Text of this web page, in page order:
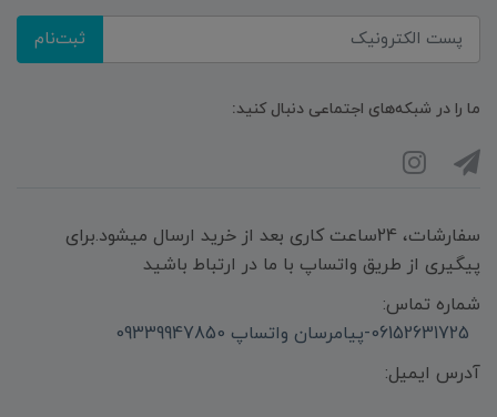
ثبت‌نام
ما را در شبکه‌های اجتماعی دنبال کنید:
سفارشات، 24ساعت کاری بعد از خرید ارسال میشود.برای
پیگیری از طریق واتساپ با ما در ارتباط باشید
شماره تماس:
06152631725-پیامرسان واتساپ 09339947850
آدرس ایمیل: